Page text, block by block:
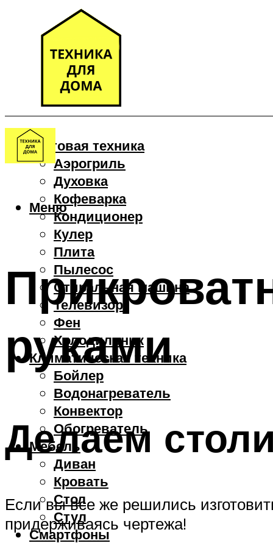
Бытовая техника
Аэрогриль
Духовка
Кофеварка
Кондиционер
Кулер
Плита
Пылесос
Стиральная машина
Телевизор
Фен
Холодильник
Климатическая техника
Бойлер
Водонагреватель
Конвектор
Обогреватель
Мебель
Диван
Кровать
Стол
Стул
Смартфоны
Меню
руками
Делаем
Если вы все же решились
придерживаясь чертежа!